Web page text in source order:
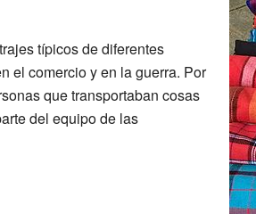
típicos de diferentes
el comercio y en la guerra. Por
que transportaban cosas
del equipo de las